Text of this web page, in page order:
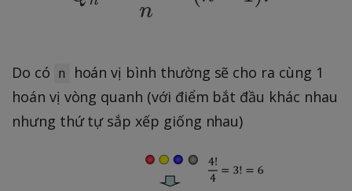
Do có n
hoán vị bình thường sẽ cho ra cùng 1
hoán vị vòng quanh (với điểm bắt đầu khác nhau
nhưng thứ tự sắp xếp giống nhau)